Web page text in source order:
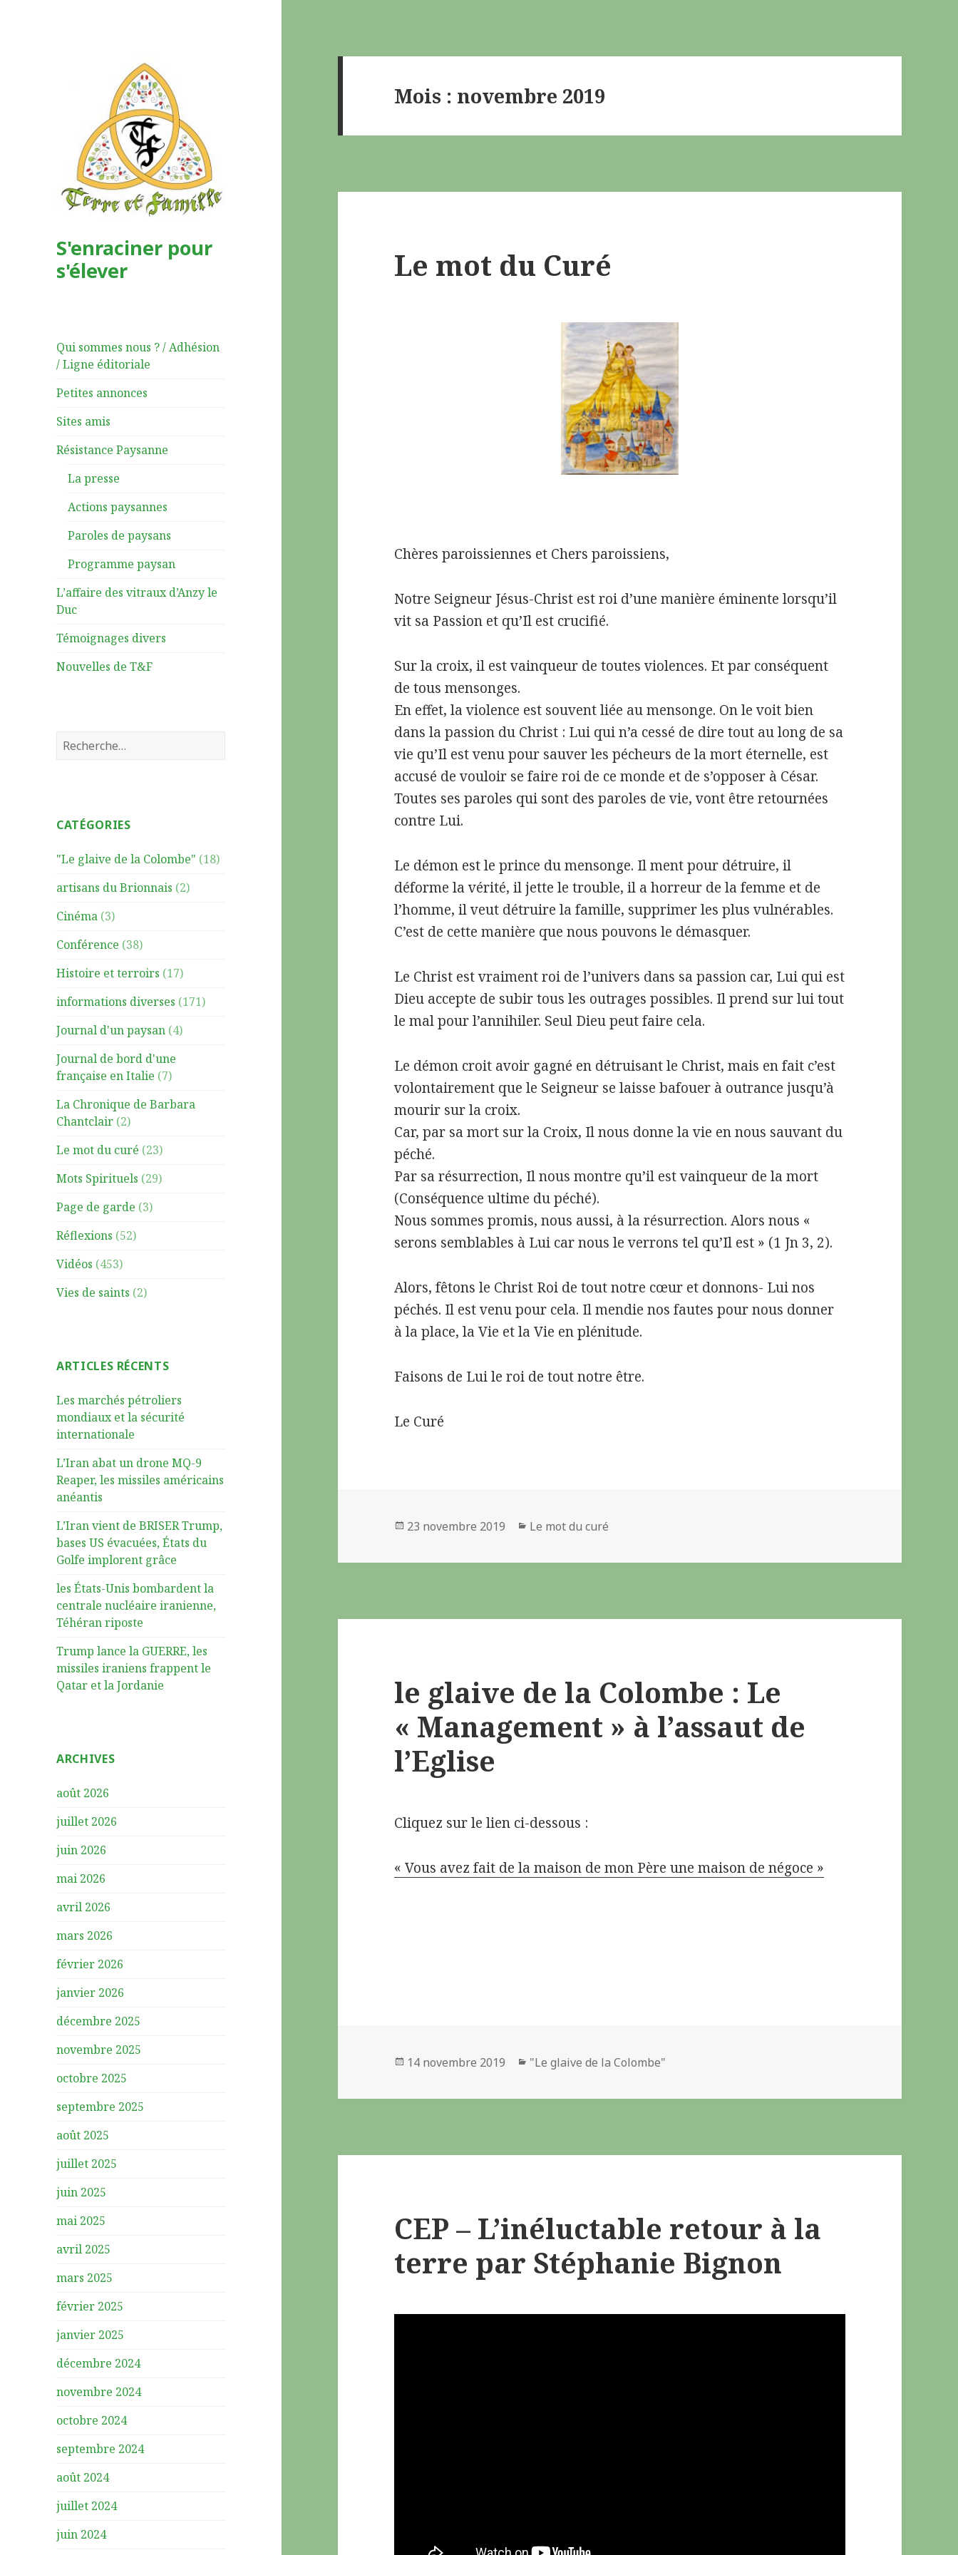
S'enraciner pour
s'élever
Qui sommes nous ? / Adhésion
/ Ligne éditoriale
Petites annonces
Sites amis
Résistance Paysanne
La presse
Actions paysannes
Paroles de paysans
Programme paysan
L’affaire des vitraux d’Anzy le
Duc
Témoignages divers
Nouvelles de T&F
R
e
r
h
r
CATÉGORIES
"Le glaive de la Colombe" (18)
artisans du Brionnais (2)
Cinéma (3)
Conférence (38)
Histoire et terroirs (17)
informations diverses (171)
Journal d'un paysan (4)
Journal de bord d'une
française en Italie (7)
La Chronique de Barbara
Chantclair (2)
Le mot du curé (23)
Mots Spirituels (29)
Page de garde (3)
Réflexions (52)
Vidéos (453)
Vies de saints (2)
ARTICLES RÉCENTS
Les marchés pétroliers
mondiaux et la sécurité
internationale
L’Iran abat un drone MQ-9
Reaper, les missiles américains
anéantis
L’Iran vient de BRISER Trump,
bases US évacuées, États du
Golfe implorent grâce
les États-Unis bombardent la
centrale nucléaire iranienne,
Téhéran riposte
Trump lance la GUERRE, les
missiles iraniens frappent le
Qatar et la Jordanie
ARCHIVES
août 2026
juillet 2026
juin 2026
mai 2026
avril 2026
mars 2026
février 2026
janvier 2026
décembre 2025
novembre 2025
octobre 2025
septembre 2025
août 2025
juillet 2025
juin 2025
mai 2025
avril 2025
mars 2025
février 2025
janvier 2025
décembre 2024
novembre 2024
octobre 2024
septembre 2024
août 2024
juillet 2024
juin 2024
Mois : novembre 2019
Le mot du Curé
Chères paroissiennes et Chers paroissiens,
Notre Seigneur Jésus-Christ est roi d’une manière éminente lorsqu’il
vit sa Passion et qu’Il est crucifié.
Sur la croix, il est vainqueur de toutes violences. Et par conséquent
de tous mensonges.
En effet, la violence est souvent liée au mensonge. On le voit bien
dans la passion du Christ : Lui qui n’a cessé de dire tout au long de sa
vie qu’Il est venu pour sauver les pécheurs de la mort éternelle, est
accusé de vouloir se faire roi de ce monde et de s’opposer à César.
Toutes ses paroles qui sont des paroles de vie, vont être retournées
contre Lui.
Le démon est le prince du mensonge. Il ment pour détruire, il
déforme la vérité, il jette le trouble, il a horreur de la femme et de
l’homme, il veut détruire la famille, supprimer les plus vulnérables.
C’est de cette manière que nous pouvons le démasquer.
Le Christ est vraiment roi de l’univers dans sa passion car, Lui qui est
Dieu accepte de subir tous les outrages possibles. Il prend sur lui tout
le mal pour l’annihiler. Seul Dieu peut faire cela.
Le démon croit avoir gagné en détruisant le Christ, mais en fait c’est
volontairement que le Seigneur se laisse bafouer à outrance jusqu’à
mourir sur la croix.
Car, par sa mort sur la Croix, Il nous donne la vie en nous sauvant du
péché.
Par sa résurrection, Il nous montre qu’il est vainqueur de la mort
(Conséquence ultime du péché).
Nous sommes promis, nous aussi, à la résurrection. Alors nous «
serons semblables à Lui car nous le verrons tel qu’Il est » (1 Jn 3, 2).
Alors, fêtons le Christ Roi de tout notre cœur et donnons- Lui nos
péchés. Il est venu pour cela. Il mendie nos fautes pour nous donner
à la place, la Vie et la Vie en plénitude.
Faisons de Lui le roi de tout notre être.
Le Curé
Publié
23 novembre 2019 Catégories
Le mot du curé
le glaive de la Colombe : Le
« Management » à l’assaut de
l’Eglise
Cliquez sur le lien ci-dessous :
« Vous avez fait de la maison de mon Père une maison de négoce »
Publié
14 novembre 2019 Catégories
"Le glaive de la Colombe"
CEP – L’inéluctable retour à la
terre par Stéphanie Bignon